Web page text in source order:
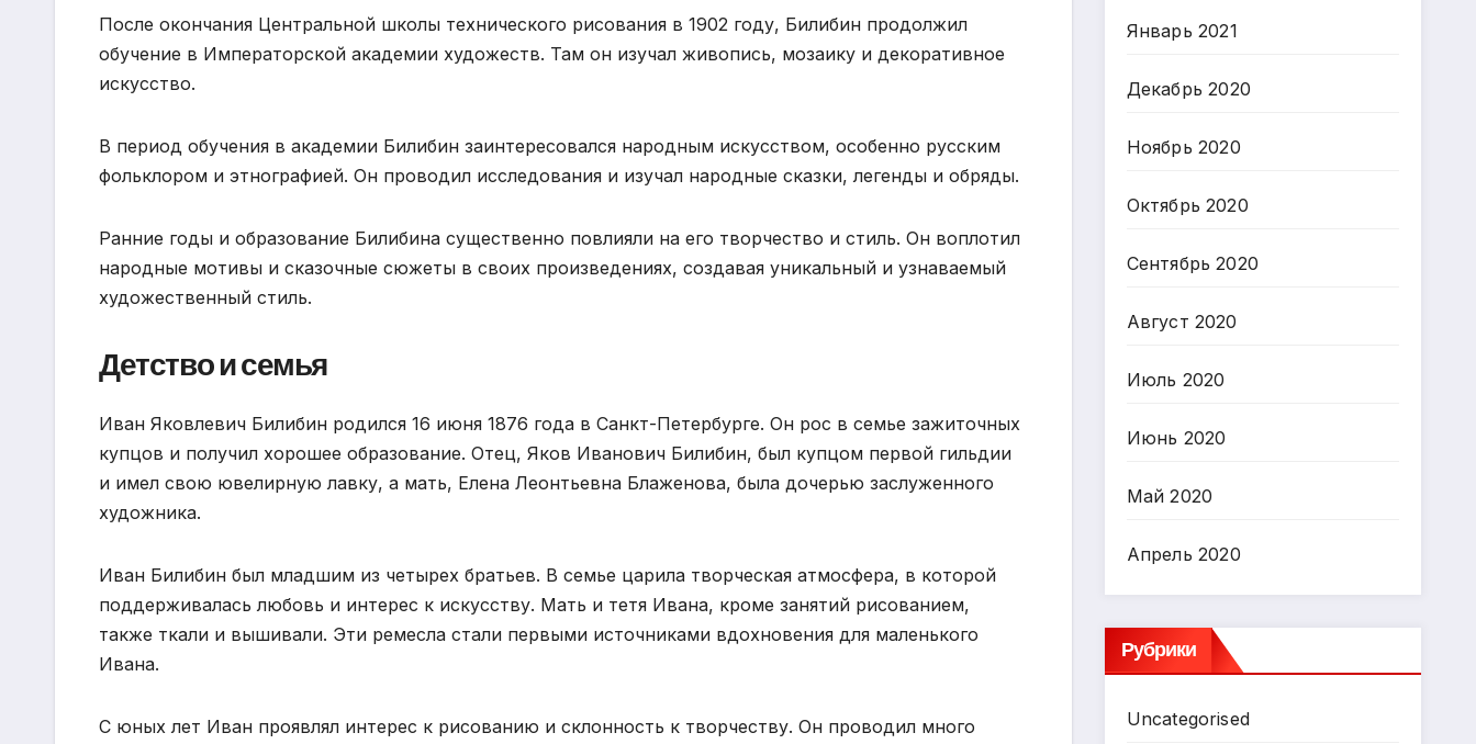
После окончания Центральной школы технического рисования в 1902 году, Билибин продолжил
обучение в Императорской академии художеств. Там он изучал живопись, мозаику и декоративное
искусство.
В период обучения в академии Билибин заинтересовался народным искусством, особенно русским
фольклором и этнографией. Он проводил исследования и изучал народные сказки, легенды и обряды.
Ранние годы и образование Билибина существенно повлияли на его творчество и стиль. Он воплотил
народные мотивы и сказочные сюжеты в своих произведениях, создавая уникальный и узнаваемый
художественный стиль.
Детство и семья
Иван Яковлевич Билибин родился 16 июня 1876 года в Санкт-Петербурге. Он рос в семье зажиточных
купцов и получил хорошее образование. Отец, Яков Иванович Билибин, был купцом первой гильдии
и имел свою ювелирную лавку, а мать, Елена Леонтьевна Блаженова, была дочерью заслуженного
художника.
Иван Билибин был младшим из четырех братьев. В семье царила творческая атмосфера, в которой
поддерживалась любовь и интерес к искусству. Мать и тетя Ивана, кроме занятий рисованием,
также ткали и вышивали. Эти ремесла стали первыми источниками вдохновения для маленького
Ивана.
С юных лет Иван проявлял интерес к рисованию и склонность к творчеству. Он проводил много
Январь 2021
Декабрь 2020
Ноябрь 2020
Октябрь 2020
Сентябрь 2020
Август 2020
Июль 2020
Июнь 2020
Май 2020
Апрель 2020
Рубрики
Uncategorised